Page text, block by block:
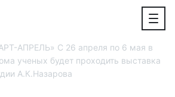
АПРЕЛЬ» С 26 апреля по 6 мая в
ученых будет проходить выставка
А.К.Назарова